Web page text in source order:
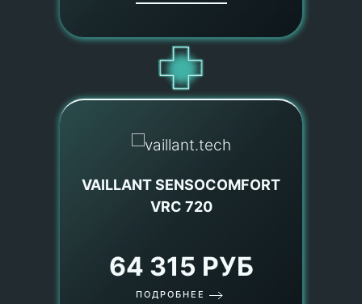
VAILLANT SENSOCOMFORT
VRC 720
64 315 РУБ
ПОДРОБНЕЕ